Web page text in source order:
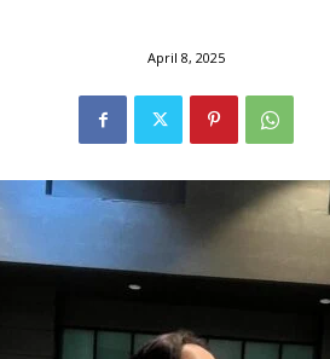
April 8, 2025